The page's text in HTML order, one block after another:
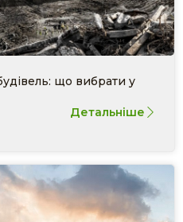
що вибрати у
Детальніше